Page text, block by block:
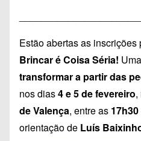
Estão abertas as inscrições
Brincar é Coisa Séria!
transformar a partir das
nos dias4 e 5 de fevereiro,
de Valença, entre as
orientação de Luís